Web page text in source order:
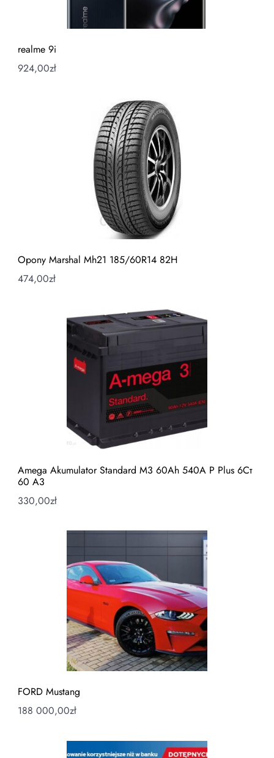
realme 9i
924,00zł
Opony Marshal Mh21 185/60R14 82H
474,00zł
Amega Akumulator Standard M3 60Ah 540A P Plus 6Ст
60 А3
330,00zł
FORD Mustang
188 000,00zł